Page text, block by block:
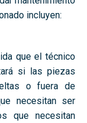
incluyen:
que el técnico
si las piezas
o fuera de
necesitan ser
que necesitan